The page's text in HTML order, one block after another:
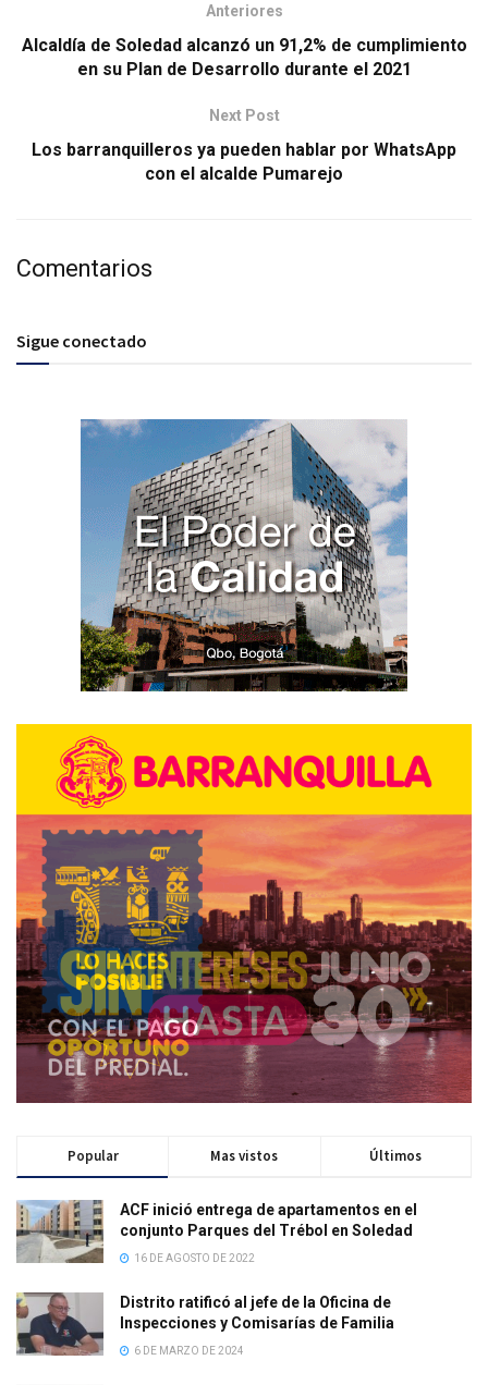
Anteriores
Alcaldía de Soledad alcanzó un 91,2% de cumplimiento
en su Plan de Desarrollo durante el 2021
Next Post
Los barranquilleros ya pueden hablar por WhatsApp
con el alcalde Pumarejo
Comentarios
Sigue conectado
Popular Mas vistos Últimos
ACF inició entrega de apartamentos en el
conjunto Parques del Trébol en Soledad
16 DE AGOSTO DE 2022
Distrito ratificó al jefe de la Oficina de
Inspecciones y Comisarías de Familia
6 DE MARZO DE 2024